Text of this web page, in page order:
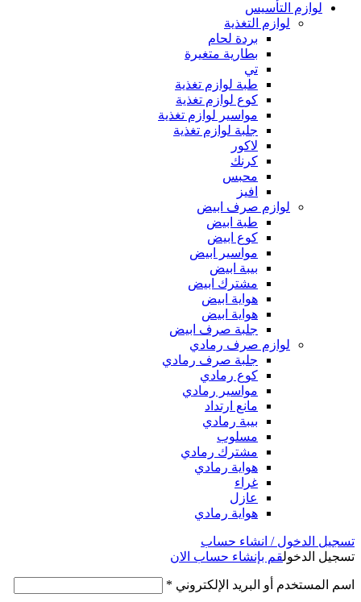
لوازم التأسيس
لوازم التغذية
بردة لحام
بطارية متغيرة
تي
طبة لوازم تغذية
كوع لوازم تغذية
مواسير لوازم تغذية
جلبة لوازم تغذية
لاكور
كرنك
محبس
افيز
لوازم صرف ابيض
طبة ابيض
كوع ابيض
مواسير ابيض
بيبة ابيض
مشترك ابيض
هواية ابيض
هواية ابيض
جلبة صرف ابيض
لوازم صرف رمادي
جلبة صرف رمادي
كوع رمادي
مواسير رمادي
مانع ارتداد
بيبة رمادي
مسلوب
مشترك رمادي
هواية رمادي
غراء
عازل
هواية رمادي
تسجيل الدخول / انشاء حساب
تسجيل الدخولقم بإنشاء حساب الان
اسم المستخدم أو البريد الإلكتروني *